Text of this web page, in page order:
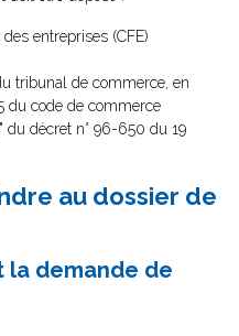
entreprises (CFE)
tribunal de commerce, en
du code de commerce
du décret n° 96-650 du 19
au dossier de
la demande de